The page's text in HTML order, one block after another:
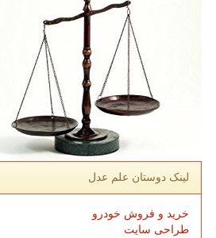
لینک دوستان علم عدل
خرید و فروش خودرو
طراحی سایت